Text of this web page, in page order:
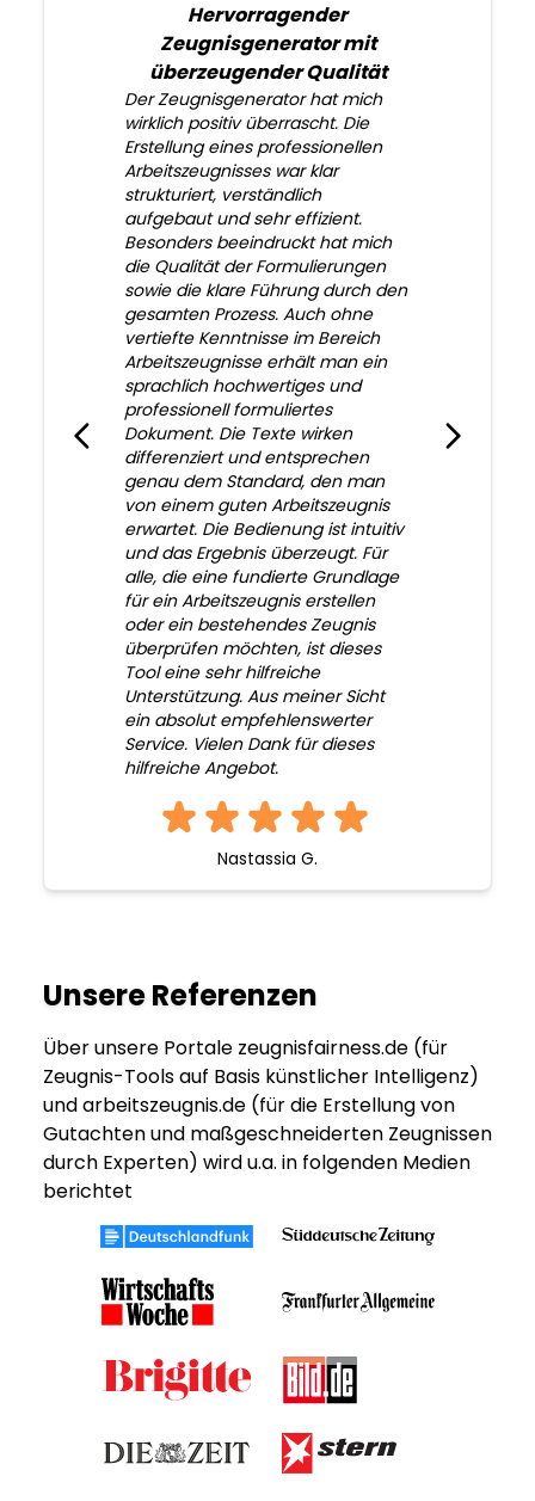
Hervorragender
Zeugnisgenerator mit
überzeugender Qualität
Der Zeugnisgenerator hat mich
wirklich positiv überrascht. Die
Erstellung eines professionellen
Arbeitszeugnisses war klar
strukturiert, verständlich
aufgebaut und sehr effizient.
Besonders beeindruckt hat mich
die Qualität der Formulierungen
sowie die klare Führung durch den
gesamten Prozess. Auch ohne
vertiefte Kenntnisse im Bereich
Arbeitszeugnisse erhält man ein
sprachlich hochwertiges und
professionell formuliertes
Dokument. Die Texte wirken
differenziert und entsprechen
genau dem Standard, den man
von einem guten Arbeitszeugnis
erwartet. Die Bedienung ist intuitiv
und das Ergebnis überzeugt. Für
alle, die eine fundierte Grundlage
für ein Arbeitszeugnis erstellen
oder ein bestehendes Zeugnis
überprüfen möchten, ist dieses
Tool eine sehr hilfreiche
Unterstützung. Aus meiner Sicht
ein absolut empfehlenswerter
Service. Vielen Dank für dieses
hilfreiche Angebot.
Nastassia G.
Unsere Referenzen
Über unsere Portale zeugnisfairness.de (für
Zeugnis-Tools auf Basis künstlicher Intelligenz)
und arbeitszeugnis.de (für die Erstellung von
Gutachten und maßgeschneiderten Zeugnissen
durch Experten) wird u.a. in folgenden Medien
berichtet